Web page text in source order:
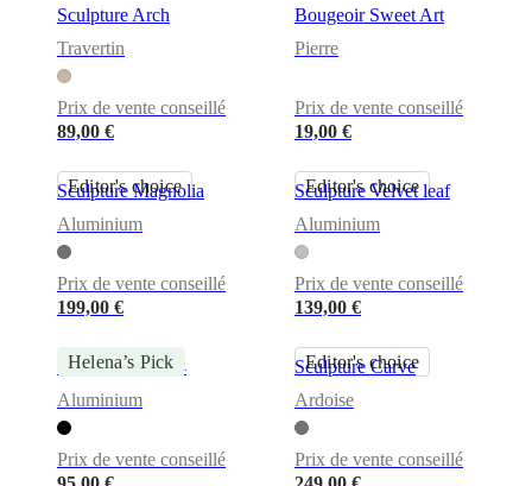
Sculpture Arch
Travertin
Prix de vente conseillé
89,00 €
Bougeoir Sweet Art
Pierre
Prix de vente conseillé
19,00 €
Editor's choice
Sculpture Magnolia
Aluminium
Prix de vente conseillé
199,00 €
Editor's choice
Sculpture Velvet leaf
Aluminium
Prix de vente conseillé
139,00 €
Helena’s Pick
Sculpture Flora 4
Aluminium
Prix de vente conseillé
Editor's choice
Sculpture Carve
Ardoise
Prix de vente conseillé